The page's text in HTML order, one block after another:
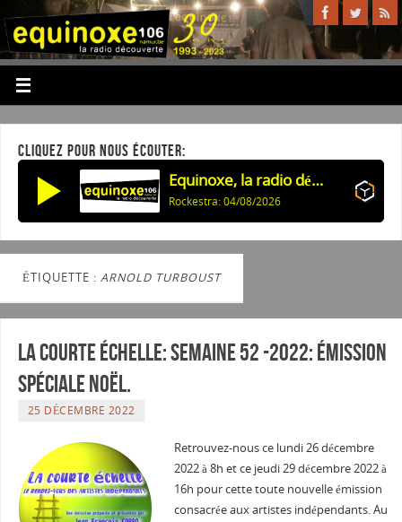
CLIQUEZ POUR NOUS ÉCOUTER:
Equinoxe, la radio découverte
Rockestra: 04/08/2026
ÉTIQUETTE : ARNOLD TURBOUST
La courte échelle: semaine 52 -2022: émission
spéciale noël.
25 DÉCEMBRE 2022
Retrouvez-nous ce lundi 26 décembre
2022 à 8h et ce jeudi 29 décembre 2022 à
16h pour cette toute nouvelle émission
consacrée aux artistes indépendants. Au